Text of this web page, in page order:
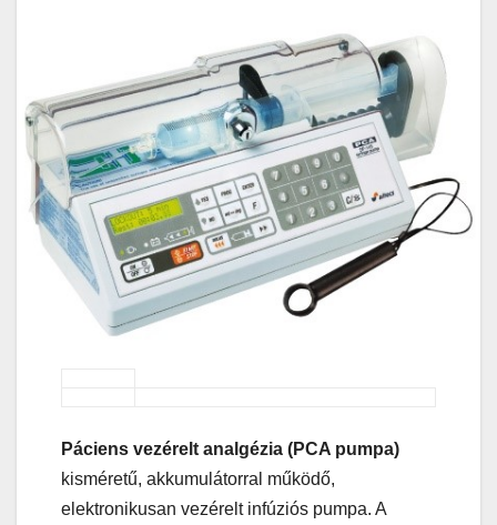
Páciens vezérelt analgézia (PCA pumpa)
kisméretű, akkumulátorral működő,
elektronikusan vezérelt infúziós pumpa. A